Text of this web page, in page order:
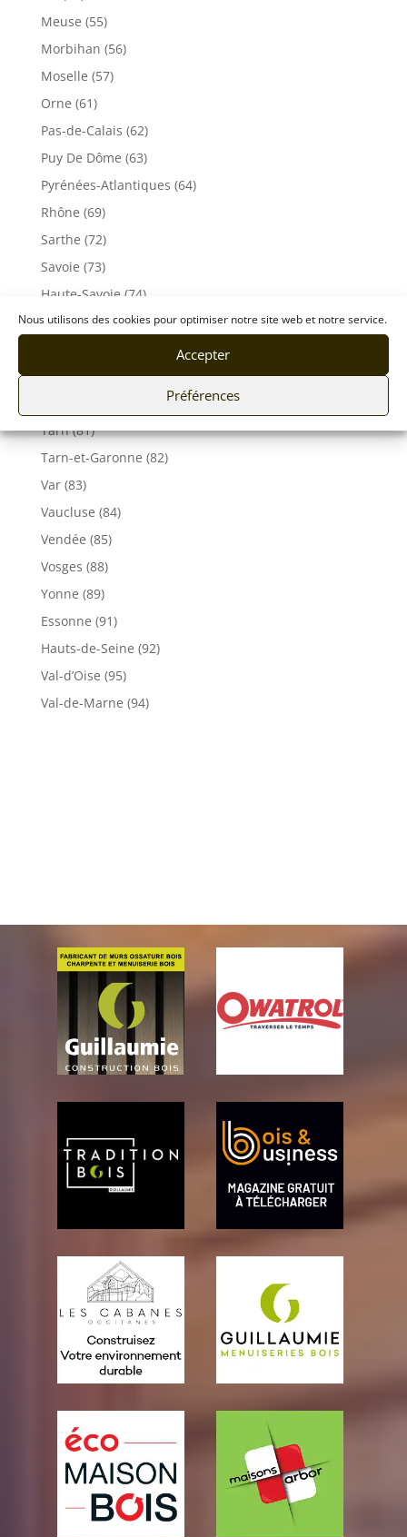
Nous utilisons des cookies pour optimiser notre site web et notre service.
Accepter
Préférences
Meuse (55)
Morbihan (56)
Moselle (57)
Orne (61)
Pas-de-Calais (62)
Puy De Dôme (63)
Pyrénées-Atlantiques (64)
Rhône (69)
Sarthe (72)
Savoie (73)
Haute-Savoie (74)
Ile de France
Seine et Marne (77)
Tarn (81)
Tarn-et-Garonne (82)
Var (83)
Vaucluse (84)
Vendée (85)
Vosges (88)
Yonne (89)
Essonne (91)
Hauts-de-Seine (92)
Val-d’Oise (95)
Val-de-Marne (94)